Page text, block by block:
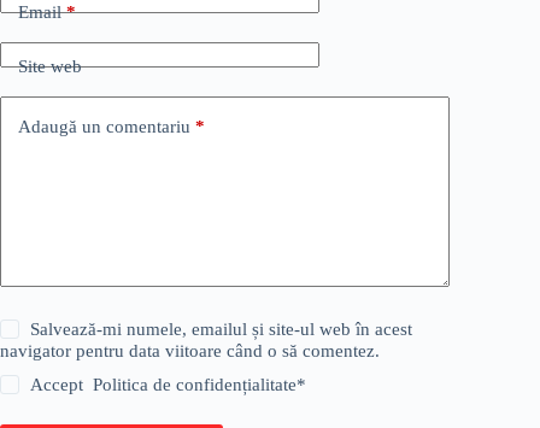
Email*
Site web
Adaugă un comentariu *
Salvează-mi numele, emailul și site-ul web în acest
navigator pentru data viitoare când o să comentez.
AcceptPolitica de confidențialitate*